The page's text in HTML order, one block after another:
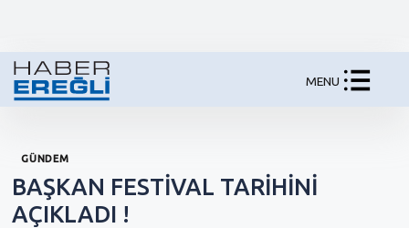
MENU
GÜNDEM
BAŞKAN FESTİVAL TARİHİNİ
AÇIKLADI !